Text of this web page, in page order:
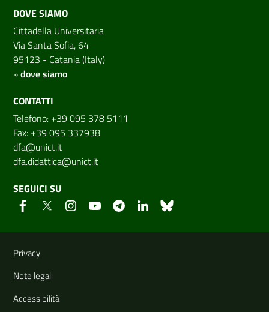
DOVE SIAMO
Cittadella Universitaria
Via Santa Sofia, 64
95123 - Catania (Italy)
»dove siamo
CONTATTI
Telefono: +39 095 378 5111
Fax: +39 095 337938
dfa@unict.it
dfa.didattica@unict.it
SEGUICI SU
Link e informazioni utili
Privacy
Note legali
Accessibilità